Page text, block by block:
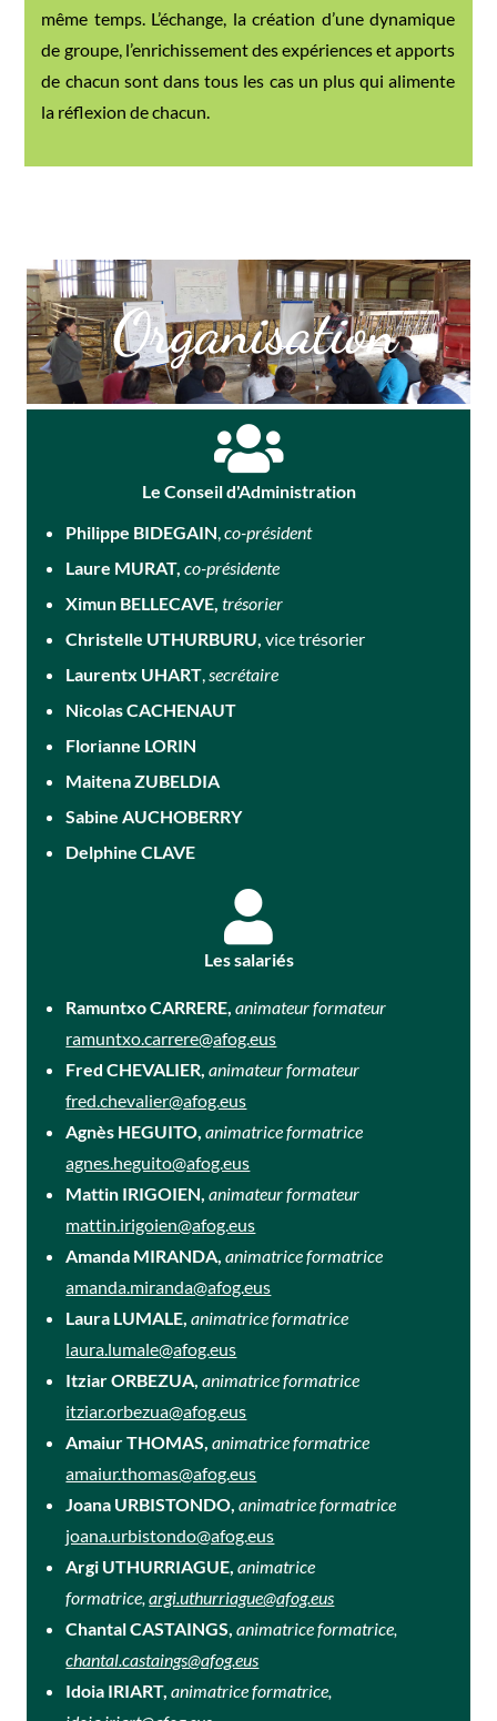
même temps. L’échange, la création d’une dynamique
de groupe, l’enrichissement des expériences et apports
de chacun sont dans tous les cas un plus qui alimente
la réflexion de chacun.
Organisation
Le Conseil d'Administration
Philippe BIDEGAIN,co-président
Laure MURAT,co-présidente
Ximun BELLECAVE, trésorier
Christelle UTHURBURU,vice trésorier
Laurentx UHART,secrétaire
Nicolas CACHENAUT
Florianne LORIN
Maitena ZUBELDIA
Sabine AUCHOBERRY
Delphine CLAVE
Les salariés
Ramuntxo CARRERE,animateur formateur
ramuntxo.carrere@afog.eus
Fred CHEVALIER,animateur formateur
fred.chevalier@afog.eus
Agnès HEGUITO,animatrice formatrice
agnes.heguito@afog.eus
Mattin IRIGOIEN,animateur formateur
mattin.irigoien@afog.eus
Amanda MIRANDA,animatrice formatrice
amanda.miranda@afog.eus
Laura LUMALE,animatrice formatrice
laura.lumale@afog.eus
Itziar ORBEZUA,animatrice formatrice
itziar.orbezua@afog.eus
Amaiur THOMAS,animatrice formatrice
amaiur.thomas@afog.eus
Joana URBISTONDO,animatrice formatrice
joana.urbistondo@afog.eus
Argi UTHURRIAGUE,animatrice
formatrice,argi.uthurriague@afog.eus
Chantal CASTAINGS, animatrice formatrice,
chantal.castaings@afog.eus
Idoia IRIART, animatrice formatrice,